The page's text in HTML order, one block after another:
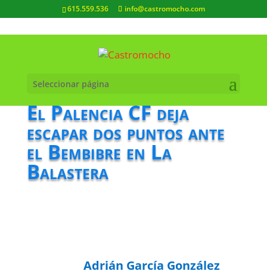
615.559.536 info@castromocho.com
Seleccionar página
El Palencia CF deja
escapar dos puntos ante
el Bembibre en La
Balastera
Adrián García González